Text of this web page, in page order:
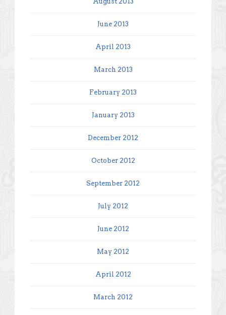
June 2013
April 2013
March 2013
February 2013
January 2013
December 2012
October 2012
September 2012
July 2012
June 2012
May 2012
April 2012
March 2012